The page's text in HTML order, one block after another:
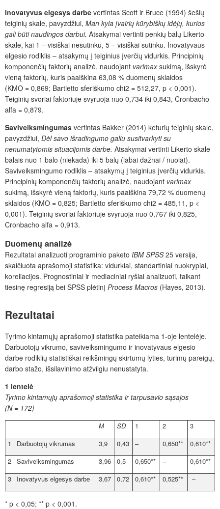
Inovatyvus elgesys darbe vertintas Scott ir Bruce (1994) šešių
teiginių skale, pavyzdžiui, Man kyla įvairių kūrybiškų idėjų, kurios
gali būti naudingos darbui. Atsakymai vertinti penkių balų Likerto
skale, kai 1 – visiškai nesutinku, 5 – visiškai sutinku. Inovatyvaus
elgesio rodiklis – atsakymų į teiginius įverčių vidurkis. Principinių
komponenčių faktorių analizė, naudojant varimaxsukimą, išskyrė
vieną faktorių, kuris paaiškina 63,08 % duomenų sklaidos
(KMO = 0,869; Bartletto sferiškumo chi2 = 512,27, p < 0,001).
Teiginių svoriai faktoriuje svyruoja nuo 0,734 iki 0,843, Cronbacho
alfa = 0,879.
Saviveiksmingumas vertintas Bakker (2014) keturių teiginių skale,
pavyzdžiui, Dėl savo išradingumo galiu susitvarkyti su
nenumatytomis situacijomis darbe. Atsakymai vertinti Likerto skale
balais nuo 1 balo (niekada) iki 5 balų (labai dažnai / nuolat).
Saviveiksmingumo rodiklis – atsakymų į teiginius įverčių vidurkis.
Principinių komponenčių faktorių analizė, naudojant varimax
sukimą, išskyrė vieną faktorių, kuris paaiškina 79,72 % duomenų
sklaidos (KMO = 0,825; Bartletto sferiškumo chi2 = 485,11, p <
0,001). Teiginių svoriai faktoriuje svyruoja nuo 0,767 iki 0,825,
Cronbacho alfa = 0,913.
Duomenų analizė
Rezultatai analizuoti programinio paketo IBM SPSS25 versija,
skaičiuota aprašomoji statistika: vidurkiai, standartiniai nuokrypiai,
koreliacijos. Prognostiniai ir mediaciniai ryšiai analizuoti, taikant
tiesinę regresiją bei SPSS plėtinį Process Macros (Hayes, 2013).
Rezultatai
Tyrimo kintamųjų aprašomoji statistika pateikiama 1-oje lentelėje.
Darbuotojų vikrumo, saviveiksmingumo ir inovatyvaus elgesio
darbe rodiklių statistiškai reikšmingų skirtumų lyties, turimų pareigų,
darbo stažo, išsilavinimo atžvilgiu nenustatyta.
1 lentelė
Tyrimo kintamųjų aprašomoji statistika ir tarpusavio sąsajos
(N = 172)
M SD 1 2
3
1
Darbuotojų vikrumas 3,9 0,43 – 0,650**
0,610**
2 Saviveiksmingumas 3,96 0,5 0,650** –
0,610**
3
Inovatyvus elgesys darbe 3,67 0,72 0,610** 0,525** –
* p < 0,05; ** p < 0,001.